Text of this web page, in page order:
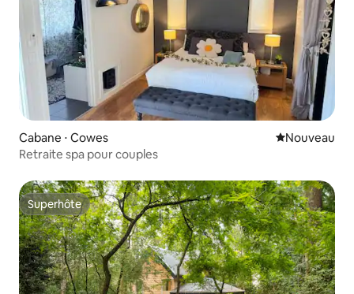
Cabane ⋅ Cowes Nouvel
Nouveau
Retraite spa pour couples
Superhôte
Superhôte